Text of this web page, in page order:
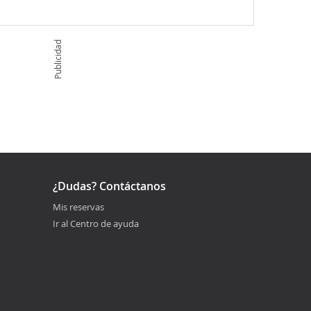
Publicidad
¿Dudas? Contáctanos
Mis reservas
Ir al Centro de ayuda